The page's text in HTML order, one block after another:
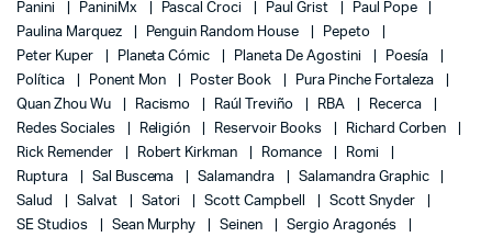
Panini
PaniniMx Pascal Croci Paul Grist
Paul Pope
Paulina Marquez
Penguin Random House
Pepeto
Peter Kuper
Planeta Cómic Planeta De Agostini
Poesía
Política
Ponent Mon Poster Book
Pura Pinche Fortaleza
Quan Zhou Wu
Racismo Raúl Treviño RBA
Recerca
Redes Sociales
Religión Reservoir Books
Richard Corben
Rick Remender
Robert Kirkman Romance
Romi
Ruptura
Sal Buscema Salamandra
Salamandra Graphic
Salud
Salvat Satori Scott Campbell
Scott Snyder
SE Studios
Sean Murphy Seinen
Sergio Aragonés